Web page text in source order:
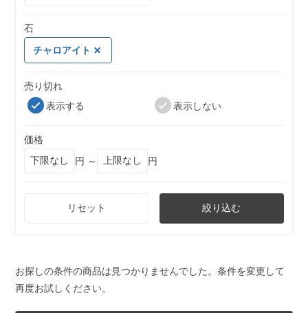
石
チャロアイト
売り切れ
表示する
表示しない
価格
円 ～
円
リセット 絞り込む
お探しの条件の商品は見つかりませんでした。条件を変更して
再度お試しください。